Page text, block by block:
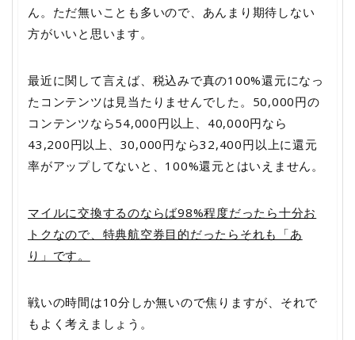
ん。ただ無いことも多いので、あんまり期待しない
方がいいと思います。
最近に関して言えば、税込みで真の100%還元になっ
たコンテンツは見当たりませんでした。50,000円の
コンテンツなら54,000円以上、40,000円なら
43,200円以上、30,000円なら32,400円以上に還元
率がアップしてないと、100%還元とはいえません。
マイルに交換するのならば98%程度だったら十分お
トクなので、特典航空券目的だったらそれも「あ
り」です。
戦いの時間は10分しか無いので焦りますが、それで
もよく考えましょう。